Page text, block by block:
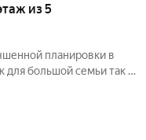
из 5
планировки в
для большой семьи так и
и техника новая,